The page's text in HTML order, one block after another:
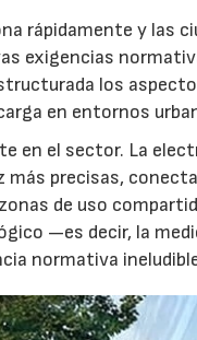
rápidamente y las
exigencias
los
en entornos
en el sector. La
precisas,
de uso
—es decir, la
normativa